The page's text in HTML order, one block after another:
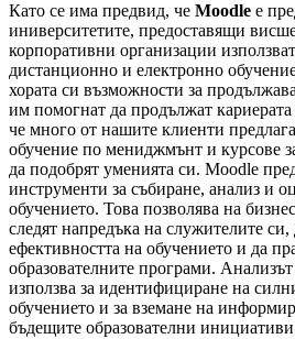
Като се има предвид, че Moodle е
иниверситетите, предоставящи
корпоративни организации
дистанционно и електронно
хората си възможности за
им помогнат да продължат
че много от нашите клиенти
обучение по мениджмънт и курсове
да подобрят уменията си. Moodle
инструменти за събиране, анализ и
обучението. Това позволява на
следят напредъка на служителите си,
ефективността на обучението и да
образователните програми.
използва за идентифициране на
обучението и за вземане на
бъдещите образователни